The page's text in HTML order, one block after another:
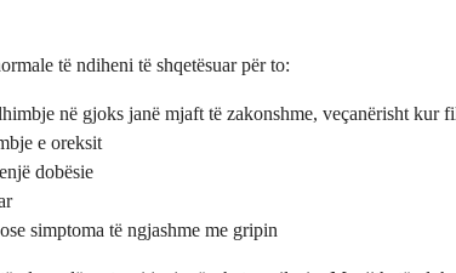
të ndiheni të shqetësuar për to:
në gjoks janë mjaft të zakonshme, veçanërisht kur
e oreksit
dobësie
simptoma të ngjashme me gripin